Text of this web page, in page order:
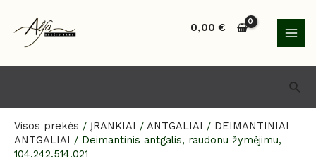
turinio
0,00€
Visos prekės / ĮRANKIAI / ANTGALIAI / DEIMANTINIAI
ANTGALIAI / Deimantinis antgalis, raudonu žymėjimu,
104.242.514.021